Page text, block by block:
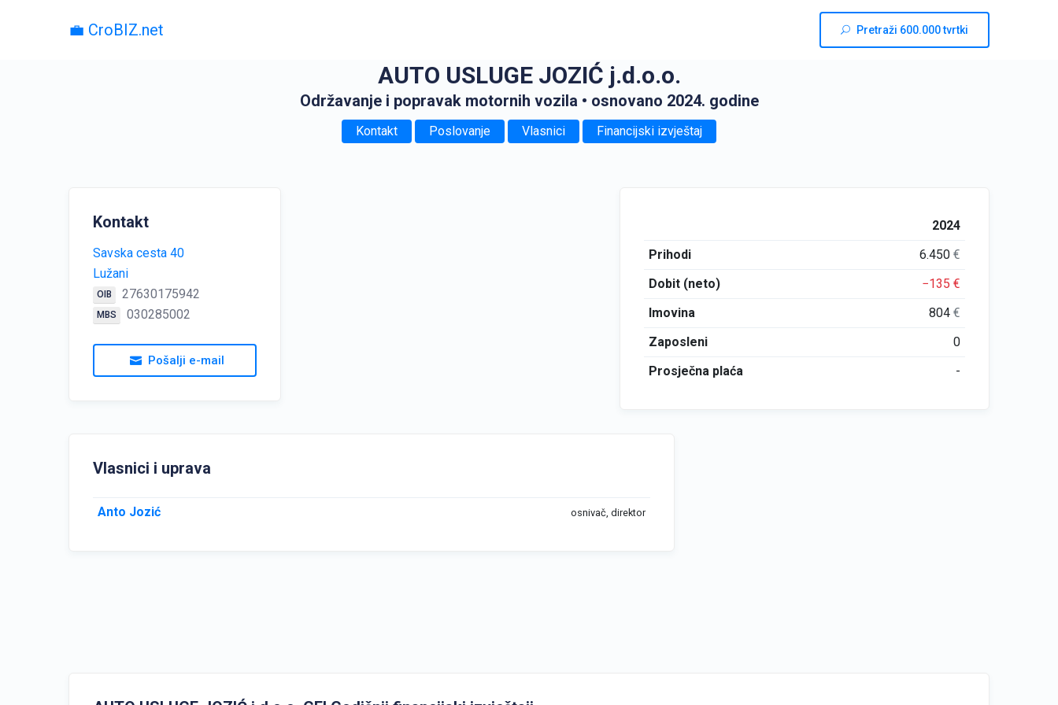
💼 CroBIZ.net Pretraži 600.000 tvrtki
AUTO USLUGE JOZIĆ j.d.o.o.
Održavanje i popravak motornih vozila • osnovano 2024. godine
Kontakt Poslovanje Vlasnici Financijski izvještaj
Kontakt
Savska cesta 40
Lužani
OIB 27630175942
MBS 030285002
Pošalji e-mail
2024
Prihodi
6.450€
Dobit (neto)
−135€
Imovina
804€
Zaposleni
0
Prosječna plaća
-
Vlasnici i uprava
Anto Jozić osnivač, direktor